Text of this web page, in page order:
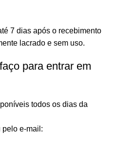
7 dias após o recebimento
lacrado e sem uso.
para entrar em
todos os dias da
pelo e-mail: